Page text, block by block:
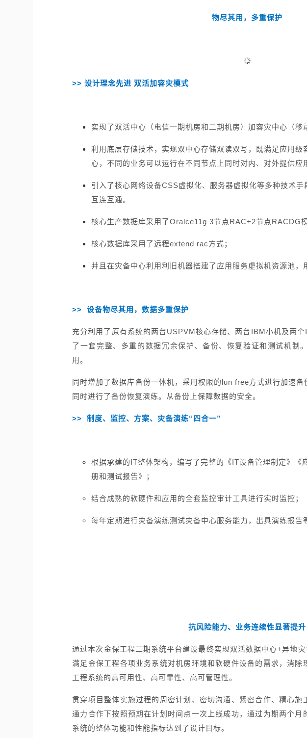
物尽其用，多重保护
>> 设计理念先进 双活加容灾模式
实现了双活中心（电信一期机房和二期机房）加容灾中心（移
利用底层存储技术，实现双中心存储双读双写，既满足应用级
心，不同的业务可以运行在不同节点上同时对内、对外提供应
引入了核心网络设备CSS虚拟化、服务器虚拟化等多种技术
互连互通。
核心生产数据库采用了Oralce11g 3节点RAC+2节点RACDG模
核心数据库采用了远程extend rac方式；
并且在灾备中心利用利旧机器搭建了应用服务虚拟机资源池，
>> 设备物尽其用，数据多重保护
充分利用了原有系统的两台USPVM核心存储、两台IBM小机及两
了一套完整、多重的数据冗余保护、备份、恢复验证和测试机制
用。
同时增加了数据库备份一体机，采用权限的lun free方式进行加速备
同时进行了备份恢复演练。从备份上保障数据的安全。
>> 制度、监控、方案、灾备演练“四合一”
根据承建的IT整体架构，编写了完整的《IT设备管理制定》《
册和测试报告》；
结合成熟的软硬件和应用的全套监控审计工具进行实时监控；
每年定期进行灾备演练测试灾备中心服务能力，出具演练报告
抗风险能力、业务连续性显著提升
通过本次金保工程二期系统平台建设最终实现双活数据中心+异地
满足金保工程各项业务系统对机房环境和软硬件设备的需求，消除
工程系统的高可用性、高可靠性、高可管理性。
贯穿项目整体实施过程的周密计划、密切沟通、紧密合作、精心施
通力合作下按照预期在计划时间点一次上线成功，通过为期两个月
系统的整体功能和性能指标达到了设计目标。